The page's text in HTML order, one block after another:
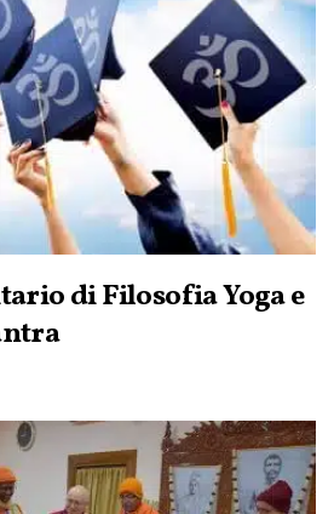
di Filosofia Yoga e